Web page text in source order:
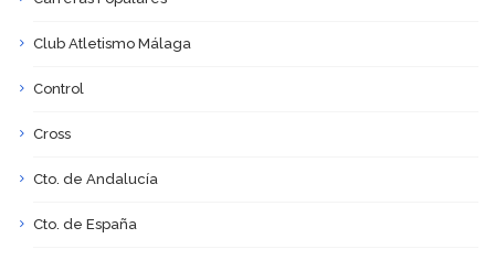
Club Atletismo Málaga
Control
Cross
Cto. de Andalucía
Cto. de España